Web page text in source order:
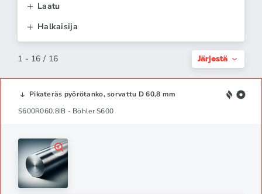
Laatu
Halkaisija
1 - 16 / 16 Järjestä
Pikateräs pyörötanko, sorvattu D 60,8 mm
S600R060.8IB - Böhler S600